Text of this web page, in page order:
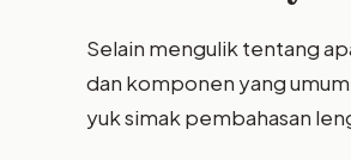
Selain mengulik tentang
dan komponen yang
yuk simak pembahasan